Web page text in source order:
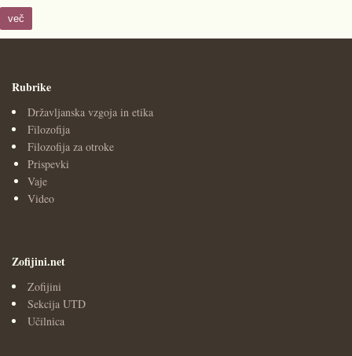
več
Rubrike
Državljanska vzgoja in etika
Filozofija
Filozofija za otroke
Prispevki
Vaje
Video
Zofijini.net
Zofijini
Sekcija UTD
Učilnica